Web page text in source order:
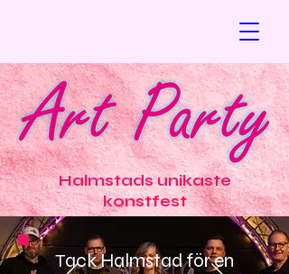
Halmstads unikaste
konstfest
Tack Halmstad för en